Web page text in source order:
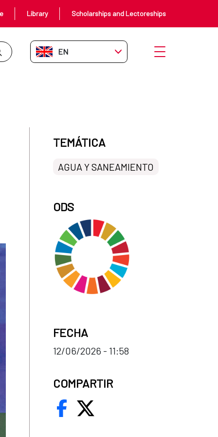
Library Scholarships and Lectoreships
EN-GB Open menu
TEMÁTICA
AGUA Y SANEAMIENTO
ODS
FECHA
12/06/2026 - 11:58
COMPARTIR